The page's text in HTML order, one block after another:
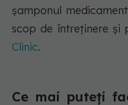
șamponul
scop de întreținere și
Clinic.
Ce mai puteți